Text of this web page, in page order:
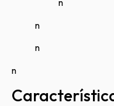
n
n
n
n